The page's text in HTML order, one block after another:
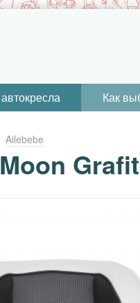
Как
Ailebebe